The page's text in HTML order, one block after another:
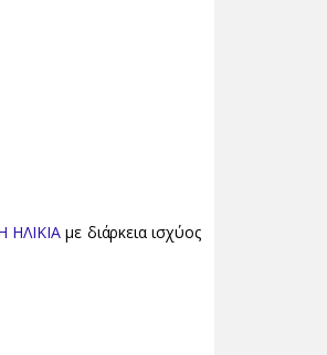
με διάρκεια ισχύος